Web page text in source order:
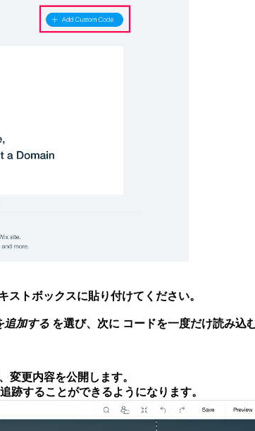
ストボックスに貼り付けてください。
追加する を選び、次に コードを一度だけ読み込
変更内容を公開します。
跡することができるようになります。